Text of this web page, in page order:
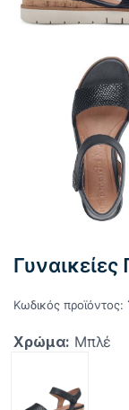
Κωδικός προϊόντος:
Χρώμα: Μπλέ